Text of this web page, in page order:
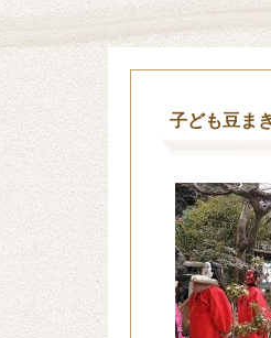
子ども豆ま